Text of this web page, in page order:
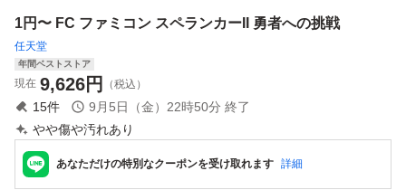
1円〜 FC ファミコン スペランカーII 勇者への挑戦
任天堂
年間ベストストア
現在 9,626円 （税込）
15件 9月5日（金）22時50分 終了
やや傷や汚れあり
あなただけの特別なクーポンを受け取れます 詳細